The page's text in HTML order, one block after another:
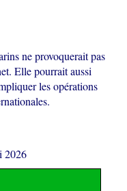
ne provoquerait pas
Elle pourrait aussi
les opérations
2026